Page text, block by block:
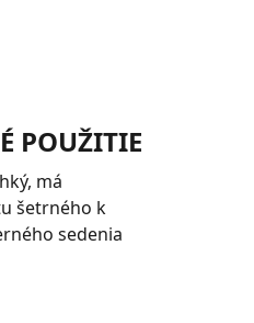
POUŽITIE
má
šetrného k
sedenia